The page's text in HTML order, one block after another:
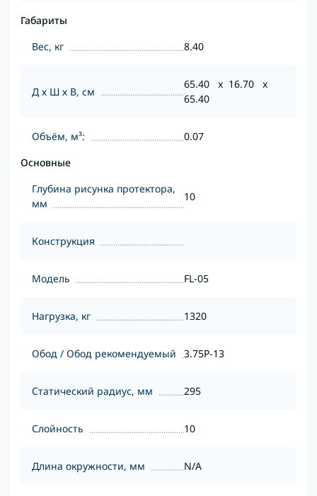
Габариты
Вес, кг
8.40
Д х Ш х В, см
65.40 x 16.70 x
65.40
Объём, м³:
0.07
Основные
Глубина рисунка протектора,
мм
10
Конструкция
Модель FL-05
Нагрузка, кг 1320
Обод / Обод рекомендуемый 3.75P-13
Статический радиус, мм 295
Слойность 10
Длина окружности, мм N/A